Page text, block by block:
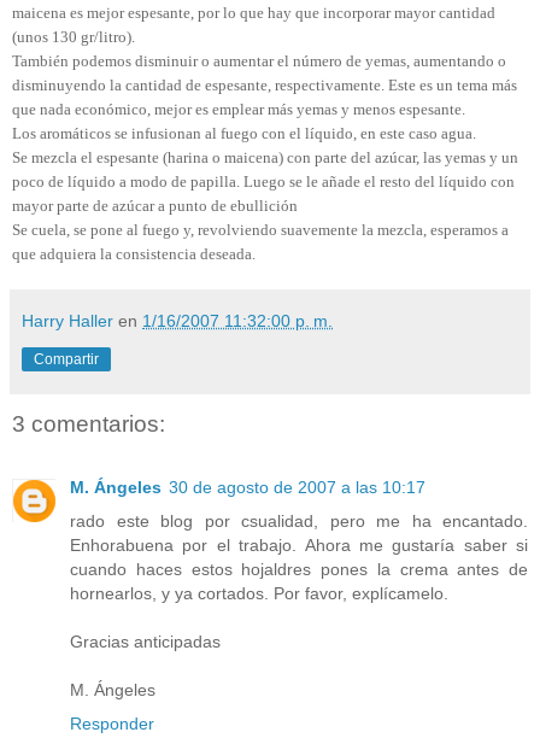
maicena es mejor espesante, por lo que hay que incorporar mayor cantidad
(unos 130 gr/litro).
También podemos disminuir o aumentar el número de yemas, aumentando o
disminuyendo la cantidad de espesante, respectivamente. Este es un tema más
que nada económico, mejor es emplear más yemas y menos espesante.
Los aromáticos se infusionan al fuego con el líquido, en este caso agua.
Se mezcla el espesante (harina o maicena) con parte del azúcar, las yemas y un
poco de líquido a modo de papilla. Luego se le añade el resto del líquido con
mayor parte de azúcar a punto de ebullición
Se cuela, se pone al fuego y, revolviendo suavemente la mezcla, esperamos a
que adquiera la consistencia deseada.
Harry Haller en 1/16/2007 11:32:00 p. m.
Compartir
3 comentarios:
M. Ángeles 30 de agosto de 2007 a las 10:17
rado este blog por csualidad, pero me ha encantado.
Enhorabuena por el trabajo. Ahora me gustaría saber si
cuando haces estos hojaldres pones la crema antes de
hornearlos, y ya cortados. Por favor, explícamelo.
Gracias anticipadas
M. Ángeles
Responder